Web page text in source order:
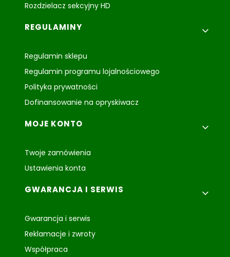
Rozdzielacz sekcyjny HD
REGULAMINY
Regulamin sklepu
Regulamin programu lojalnościowego
Polityka prywatności
Dofinansowanie na opryskiwacz
MOJE KONTO
Twoje zamówienia
Ustawienia konta
GWARANCJA I SERWIS
Gwarancja i serwis
Reklamacje i zwroty
Współpraca